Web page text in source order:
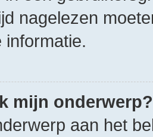
nagelezen
mijn onderwerp?
aan het